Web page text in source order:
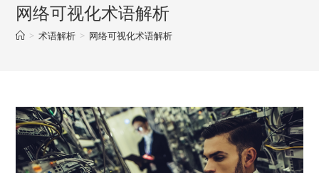
网络可视化术语解析
> 术语解析 > 网络可视化术语解析